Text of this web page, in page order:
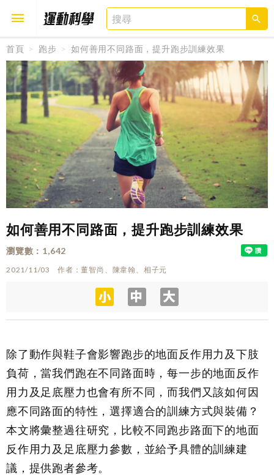
首頁 跑步 如何善用不同路面，提升跑步訓練效果
如何善用不同路面，提升跑步訓練效果
瀏覽數 1,642
2021/11/03 作者 董智尚、陳韋翰、相子元
除了動作與鞋子會影響跑步的地面反作用力及下肢
負荷，當我們跑在不同路面時，每一步的地面反作
用力及足底壓力也會有所不同，而我們又該如何因
應不同路面的特性，選擇適合的訓練方式與裝備？
本文將彙整過往研究，比較不同跑步路面下的地面
反作用力及足底壓力參數，並給予具體的訓練建
議，提供跑者參考。
取消 確定